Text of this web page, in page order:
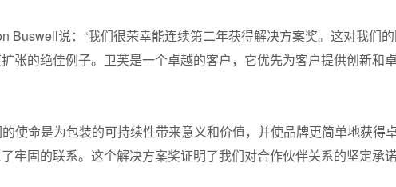
Buswell说：“我们很荣幸能连续第二年获得解决方案奖。这对我们
张的绝佳例子。卫芙是一个卓越的客户，它优先为客户提供创新和
使命是为包装的可持续性带来意义和价值，并使品牌更简单地获得
牢固的联系。这个解决方案奖证明了我们对合作伙伴关系的坚定承